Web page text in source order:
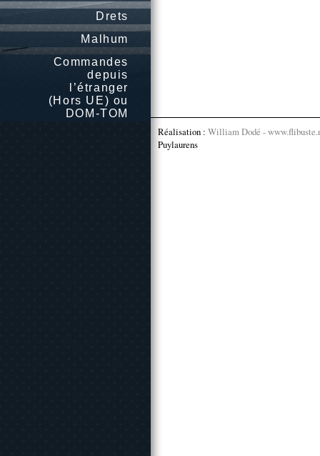
Drets
Malhum
Commandes
depuis
l’étranger
(Hors UE) ou
DOM-TOM
Réalisation : William Dodé -
Puylaurens